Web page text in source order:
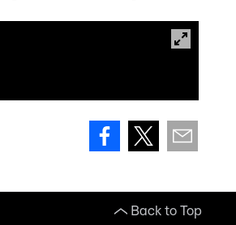
Back to Top